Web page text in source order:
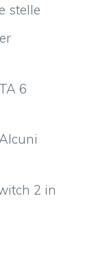
stelle
6
2 in